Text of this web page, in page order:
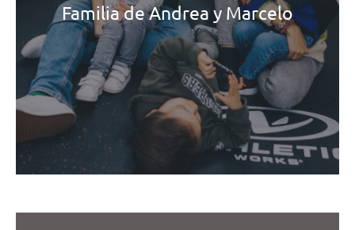
Familia de Andrea y Marcelo